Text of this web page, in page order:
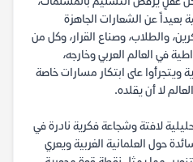
بعيداً عن الشعارات الجاهزة
والطلاب، وصناع القرار، وكل من
في العالم العربي وخارجه،
ويتجرأوا على ابتكار مسارات خاصة
لا أن يقلده.
لافتة وشجاعة فكرية نادرة في
حول العلمانية الغربية ويعري